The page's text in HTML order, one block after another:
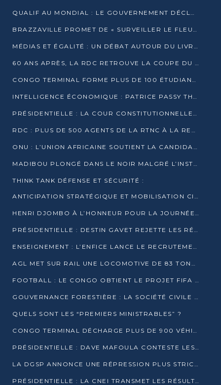
QUALIF AU MONDIAL : LE GOUVERNEMENT DÉCLARE LA JOURNÉE DU 1ER AVRIL 2026 CHÔMÉE ET PAYÉE
BRAZZAVILLE PROMET DE « SURVEILLER LE FLEUVE » APRÈS LA QUALIFICATION DE LA RDC AU MONDIAL
MÉDIAS ET ÉGALITÉ : UN DÉBAT AUTOUR DU LIVRE « CES FEMMES QUI REPRENNENT LE POUVOIR SUR LEUR VIE »
60 ANS APRÈS, LA RDC RETROUVE LA COUPE DU MONDE
CONGO TERMINAL FORME PLUS DE 100 ÉTUDIANTS AUX TECHNIQUES D’EMBAUCHE
INTELLIGENCE ÉCONOMIQUE : PATRICE PASSY THÉORISE UNE STRATÉGIE ADAPTÉE AUX CONTEXTES FRAGMENTÉS
PRÉSIDENTIELLE : LA COUR CONSTITUTIONNELLE CONFIRME LA VICTOIRE DE SASSOU NGUESSO AVEC 94,90 % DES SUFFRAGES
RDC : PLUS DE 500 AGENTS DE LA RTNC À LA RETRAITE, UNE PAGE SE TOURNE
ONU : L’UNION AFRICAINE SOUTIENT LA CANDIDATURE DE MACKY SALL
MADIBOU PLONGÉ DANS LE NOIR MALGRÉ L’INSTALLATION D’UN NOUVEAU TRANSFORMATEUR
THINK TANK DÉFENSE ET SÉCURITÉ :
ANTICIPATION STRATÉGIQUE ET MOBILISATION CITOYENNE POUR NOTRE SOUVERAINETÉ NATIONALE
HENRI DJOMBO À L’HONNEUR POUR LA JOURNÉE MONDIALE DU THÉÂTRE
PRÉSIDENTIELLE : DESTIN GAVET REJETTE LES RÉSULTATS ET APPELLE À UN DIALOGUE NATIONAL
ENSEIGNEMENT : L’ENFICE LANCE LE RECRUTEMENT DE SA PREMIÈRE PROMOTION DE PROFESSEURS DES ÉCOLES
AGL MET SUR RAIL UNE LOCOMOTIVE DE 83 TONNES À POINTE-NOIRE
FOOTBALL : LE CONGO OBTIENT LE PROJET FIFA ARENA POUR SES 15 DÉPARTEMENTS
GOUVERNANCE FORESTIÈRE : LA SOCIÉTÉ CIVILE CONGOLAISE AFFICHE SES PRIORITÉS POUR 2026
QUELS SONT LES “PREMIERS MINISTRABLES” ?
CONGO TERMINAL DÉCHARGE PLUS DE 900 VÉHICULES EN QUELQUES HEURES
PRÉSIDENTIELLE : DAVE MAFOULA CONTESTE LES RÉSULTATS PROVISOIRES
LA DGSP ANNONCE UNE RÉPRESSION PLUS STRICTE CONTRE LES MOTO-TAXIS
PRÉSIDENTIELLE : LA CNEI TRANSMET LES RÉSULTATS PROVISOIRES À LA COUR CONSTITUTIONNELLE